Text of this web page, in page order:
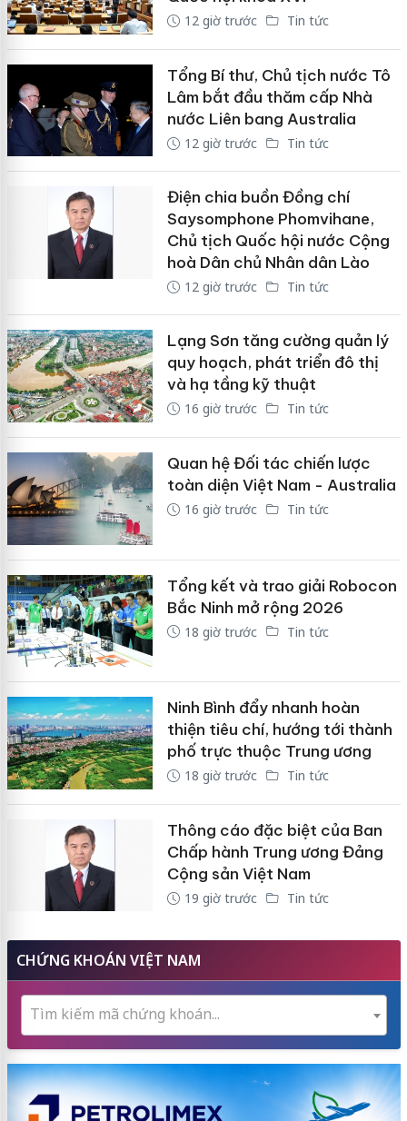
12 giờ trước Tin tức
Tổng Bí thư, Chủ tịch nước Tô
Lâm bắt đầu thăm cấp Nhà
nước Liên bang Australia
12 giờ trước Tin tức
Điện chia buồn Đồng chí
Saysomphone Phomvihane,
Chủ tịch Quốc hội nước Cộng
hoà Dân chủ Nhân dân Lào
12 giờ trước Tin tức
Lạng Sơn tăng cường quản lý
quy hoạch, phát triển đô thị
và hạ tầng kỹ thuật
16 giờ trước Tin tức
Quan hệ Đối tác chiến lược
toàn diện Việt Nam - Australia
16 giờ trước Tin tức
Tổng kết và trao giải Robocon
Bắc Ninh mở rộng 2026
18 giờ trước Tin tức
Ninh Bình đẩy nhanh hoàn
thiện tiêu chí, hướng tới thành
phố trực thuộc Trung ương
18 giờ trước Tin tức
Thông cáo đặc biệt của Ban
Chấp hành Trung ương Đảng
Cộng sản Việt Nam
19 giờ trước Tin tức
CHỨNG KHOÁN VIỆT NAM
Tìm kiếm mã chứng khoán...